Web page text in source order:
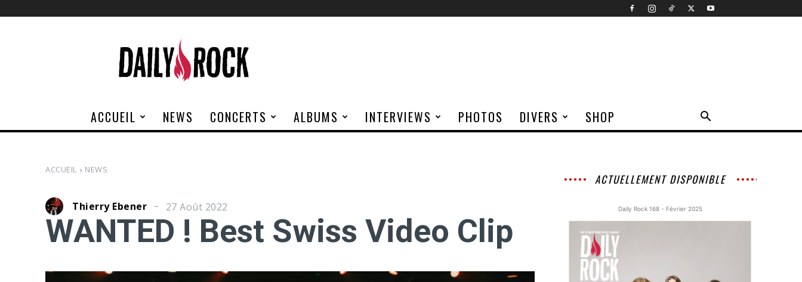
Rock
ACCUEIL NEWS CONCERTS ALBUMS INTERVIEWS PHOTOS DIVERS SHOP
ACCUEIL NEWS
Thierry Ebener 27 Août 2022
WANTED ! Best Swiss Video Clip
ACTUELLEMENT DISPONIBLE
Daily Rock 168 - Février 2025